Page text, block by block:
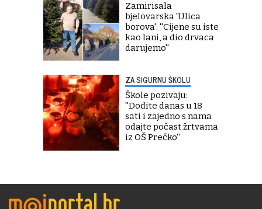
Zamirisala
bjelovarska 'Ulica
borova': ''Cijene su iste
kao lani, a dio drvaca
darujemo''
ZA SIGURNU ŠKOLU
Škole pozivaju:
''Dođite danas u 18
sati i zajedno s nama
odajte počast žrtvama
iz OŠ Prečko''